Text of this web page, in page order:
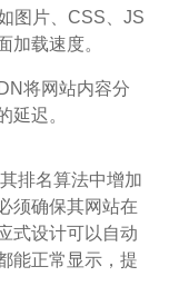
图片、CSS、JS
加载速度。
将网站内容分
延迟。
排名算法中增加
须确保其网站在
式设计可以自动
能正常显示，提